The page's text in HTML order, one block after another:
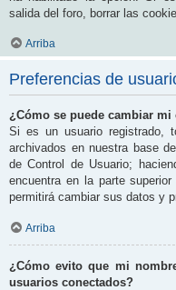
salida del foro, borrar las
Arriba
Preferencias de
¿Cómo se puede cambiar
Si es un usuario registrado,
archivados en nuestra base
de Control de Usuario;
encuentra en la parte
permitirá cambiar sus datos y
Arriba
¿Cómo evito que mi
usuarios conectados?